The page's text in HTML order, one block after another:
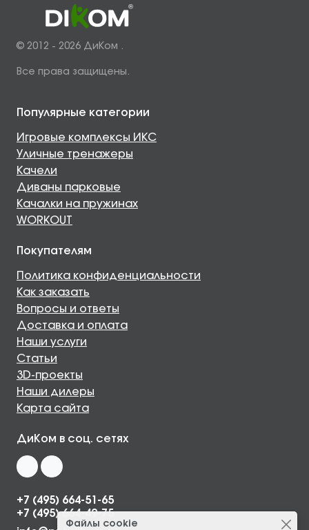
© 2012 - 2026 ДиКом .
Все права защищены.
Файлы cookie
Популярные категории
Игровые комплексы ИКС
Уличные тренажеры
Качели
Диваны парковые
Качалки на пружинах
WORKOUT
Покупателям
Политика конфиденциальности
Как заказать
Вопросы и ответы
Доставка и оплата
Наши услуги
Статьи
3D-проекты
Наши дилеры
Карта сайта
ДиКом в соц. сетях
+7 (495) 664-51-65
+7 (495) 664-49-75